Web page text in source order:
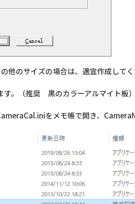
他のサイズの場合は、適宜作成してく
。（推奨 黒のカラーアルマイト板）
をメモ帳で開き、